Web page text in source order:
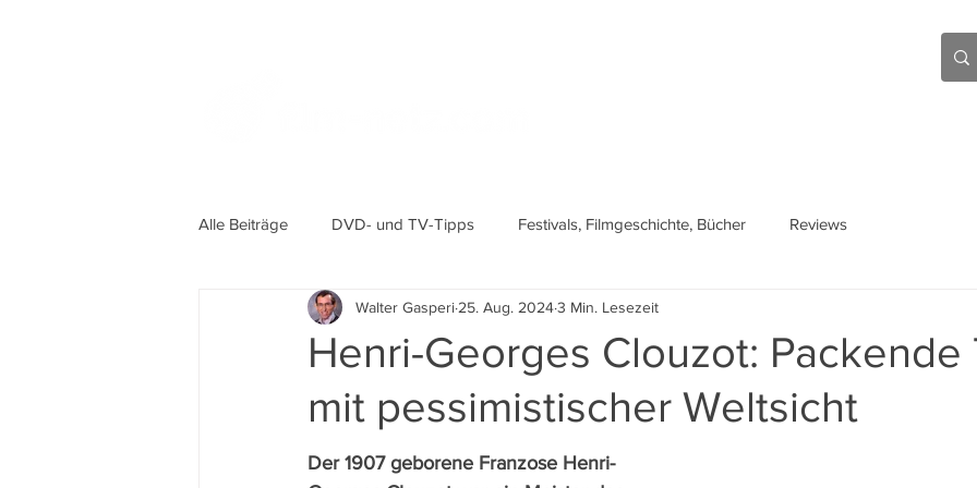
Alle Beiträge DVD- und TV-Tipps Festivals, Filmgeschichte, Bücher Reviews
Henri-Georges Clouzot: Packende
mit pessimistischer Weltsicht
Walter Gasperi 25. Aug. 20243 Min. Lesezeit
Der 1907 geborene Franzose Henri-